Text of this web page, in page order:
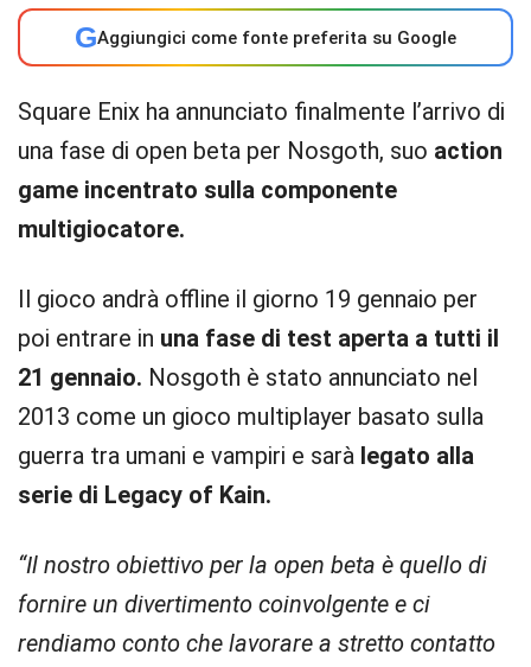
GAggiungici come fonte preferita su Google
Square Enix ha annunciato finalmente l’arrivo di
una fase di open beta per Nosgoth, suo action
game incentrato sulla componente
multigiocatore.
Il gioco andrà offline il giorno 19 gennaio per
poi entrare in una fase di test aperta a tutti il
21 gennaio. Nosgoth è stato annunciato nel
2013 come un gioco multiplayer basato sulla
guerra tra umani e vampiri e sarà legato alla
serie di Legacy of Kain.
“Il nostro obiettivo per la open beta è quello di
fornire un divertimento coinvolgente e ci
rendiamo conto che lavorare a stretto contatto